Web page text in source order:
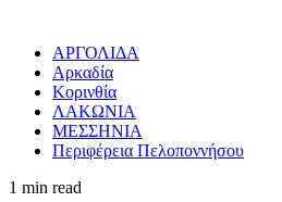
ΑΡΓΟΛΙΔΑ
Αρκαδία
Κορινθία
ΛΑΚΩΝΙΑ
ΜΕΣΣΗΝΙΑ
Περιφέρεια Πελοποννήσου
1 min read